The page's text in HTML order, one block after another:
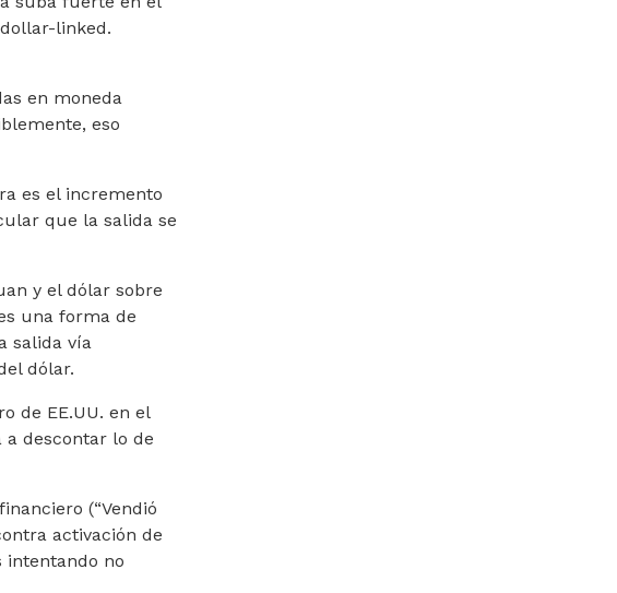
linked.
en moneda
eso
es el incremento
que la salida se
y el dólar sobre
una forma de
salida vía
dólar.
de EE.UU. en el
descontar lo de
(“Vendió
activación de
intentando no